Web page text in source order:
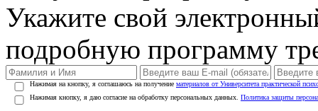
Укажите свой
подробную программу
Нажимая на кнопку, я соглашаюсь на получение материалов от Университета практической
Нажимая кнопку, я даю согласие на обработку персональных данных. Политика защиты